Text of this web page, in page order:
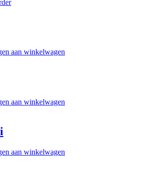
aan winkelwagen
aan winkelwagen
aan winkelwagen